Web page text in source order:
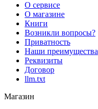
О сервисе
О магазине
Книги
Возникли вопросы?
Приватность
Наши преимущества
Реквизиты
Договор
llm.txt
Магазин